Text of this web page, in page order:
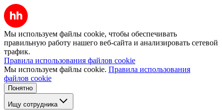
Мы используем файлы cookie, чтобы обеспечивать
правильную работу нашего веб-сайта и анализировать сетевой
трафик.
Правила использования файлов cookie
Мы используем файлы cookie. Правила использования
файлов cookie
Понятно
Ищу сотрудника